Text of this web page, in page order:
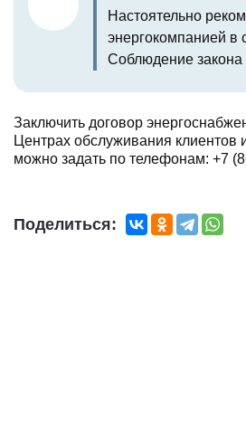
Настоятельно
энергокомпанией в
Соблюдение закона
Заключить договор
Центрах обслуживания
можно задать по телефонам: +7
Поделиться: